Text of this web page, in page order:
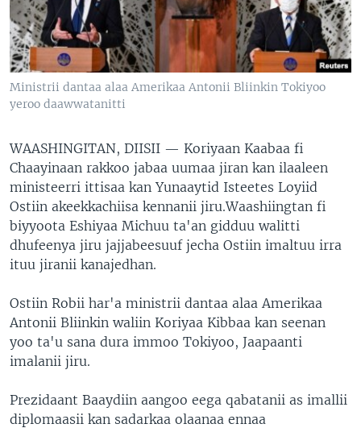
Ministrii dantaa alaa Amerikaa Antonii Bliinkin Tokiyoo
yeroo daawwatanitti
WAASHINGITAN, DIISII — Koriyaan Kaabaa fi
Chaayinaan rakkoo jabaa uumaa jiran kan ilaaleen
ministeerri ittisaa kan Yunaaytid Isteetes Loyiid
Ostiin akeekkachiisa kennanii jiru.Waashiingtan fi
biyyoota Eshiyaa Michuu ta'an gidduu walitti
dhufeenya jiru jajjabeesuuf jecha Ostiin imaltuu irra
ituu jiranii kanajedhan.
Ostiin Robii har'a ministrii dantaa alaa Amerikaa
Antonii Bliinkin waliin Koriyaa Kibbaa kan seenan
yoo ta'u sana dura immoo Tokiyoo, Jaapaanti
imalanii jiru.
Prezidaant Baaydiin aangoo eega qabatanii as imallii
diplomaasii kan sadarkaa olaanaa ennaa